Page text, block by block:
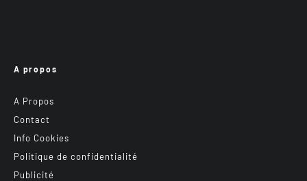
A propos
A Propos
Contact
Info Cookies
Politique de confidentialité
Publicité